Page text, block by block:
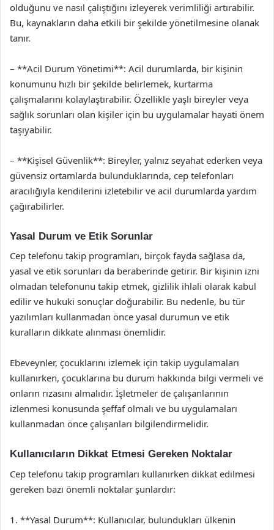
olduğunu ve nasıl çalıştığını izleyerek verimliliği artırabilir.
Bu, kaynakların daha etkili bir şekilde yönetilmesine olanak
tanır.
– **Acil Durum Yönetimi**: Acil durumlarda, bir kişinin
konumunu hızlı bir şekilde belirlemek, kurtarma
çalışmalarını kolaylaştırabilir. Özellikle yaşlı bireyler veya
sağlık sorunları olan kişiler için bu uygulamalar hayati önem
taşıyabilir.
– **Kişisel Güvenlik**: Bireyler, yalnız seyahat ederken veya
güvensiz ortamlarda bulunduklarında, cep telefonları
aracılığıyla kendilerini izletebilir ve acil durumlarda yardım
çağırabilirler.
Yasal Durum ve Etik Sorunlar
Cep telefonu takip programları, birçok fayda sağlasa da,
yasal ve etik sorunları da beraberinde getirir. Bir kişinin izni
olmadan telefonunu takip etmek, gizlilik ihlali olarak kabul
edilir ve hukuki sonuçlar doğurabilir. Bu nedenle, bu tür
yazılımları kullanmadan önce yasal durumun ve etik
kuralların dikkate alınması önemlidir.
Ebeveynler, çocuklarını izlemek için takip uygulamaları
kullanırken, çocuklarına bu durum hakkında bilgi vermeli ve
onların rızasını almalıdır. İşletmeler de çalışanlarının
izlenmesi konusunda şeffaf olmalı ve bu uygulamaları
kullanmadan önce çalışanları bilgilendirmelidir.
Kullanıcıların Dikkat Etmesi Gereken Noktalar
Cep telefonu takip programları kullanırken dikkat edilmesi
gereken bazı önemli noktalar şunlardır:
1. **Yasal Durum**: Kullanıcılar, bulundukları ülkenin